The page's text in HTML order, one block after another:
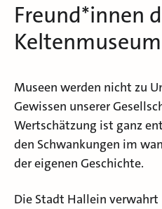
Freund*innen
Museen werden nicht zu
Gewissen unserer
Wertschätzung ist ganz
den Schwankungen im
der eigenen Geschichte.
Die Stadt Hallein